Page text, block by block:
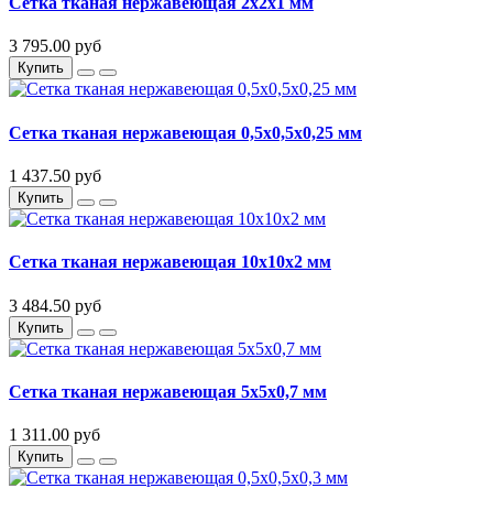
3 795.00 руб
Купить
Сетка тканая нержавеющая 0,5х0,5х0,25 мм
1 437.50 руб
Купить
Сетка тканая нержавеющая 10х10х2 мм
3 484.50 руб
Купить
Сетка тканая нержавеющая 5х5х0,7 мм
1 311.00 руб
Купить